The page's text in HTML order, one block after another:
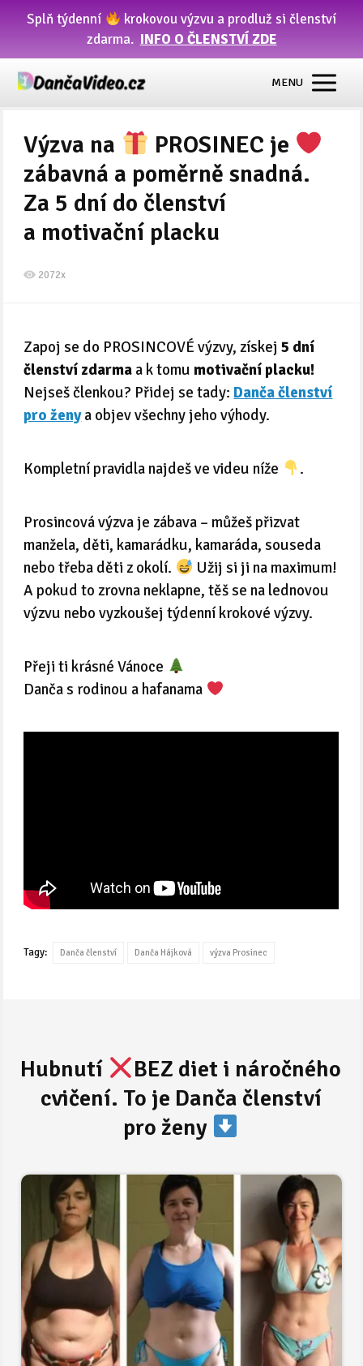
Splň týdenní
krokovou výzvu a prodluž si členství
zdarma. INFO O ČLENSTVÍ ZDE
MENU
Výzva na
PROSINEC je
zábavná a poměrně snadná.
Za 5 dní do členství
a motivační placku
2072x
Zapoj se do PROSINCOVÉ výzvy, získej5 dní
členství zdarma a k tomu motivační placku!
Nejseš členkou? Přidej se tady: Danča členství
pro ženya objev všechny jeho výhody.
Kompletní pravidla najdeš ve videu níže .
Prosincová výzva je zábava – můžeš přizvat
manžela, děti, kamarádku, kamaráda, souseda
nebo třeba děti z okolí.
Užij si ji na maximum!
A pokud to zrovna neklapne, těš se na lednovou
výzvu nebo vyzkoušej týdenní krokové výzvy.
Přeji ti krásné Vánoce
Danča s rodinou a hafanama
Tagy: Danča členství Danča Hájková výzva Prosinec
Hubnutí
BEZ diet i náročného
cvičení. To je Danča členství
pro ženy